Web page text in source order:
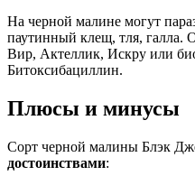
На черной малине могут
паутинный клещ, тля, галла.
Вир, Актеллик, Искру или
Битоксибациллин.
Плюсы и минусы
Сорт черной малины Блэк
достоинствами: